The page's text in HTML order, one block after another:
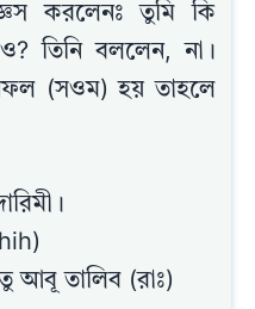
করলেনঃ তুমি কি
তিনি বললেন, না।
(সওম) হয় তাহলে
আবূ তালিব (রাঃ)